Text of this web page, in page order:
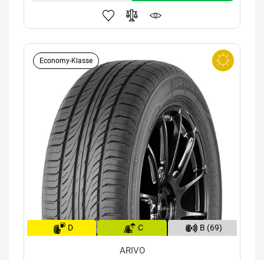
Economy-Klasse
D C B (69)
ARIVO